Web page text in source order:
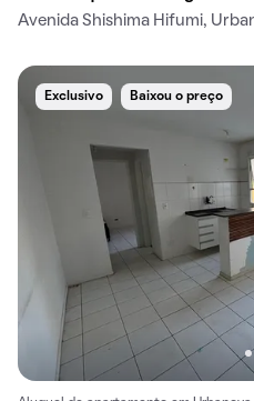
Avenida Shishima Hifumi,
Exclusivo Baixou o preço